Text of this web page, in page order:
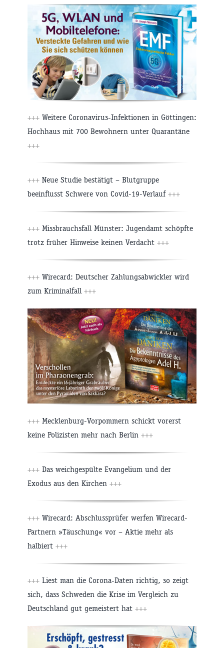
+++ Weitere Coronavirus-Infektionen in Göttingen:
Hochhaus mit 700 Bewohnern unter Quarantäne
+++
+++ Neue Studie bestätigt – Blutgruppe
beeinflusst Schwere von Covid-19-Verlauf +++
+++ Missbrauchsfall Münster: Jugendamt schöpfte
trotz früher Hinweise keinen Verdacht +++
+++ Wirecard: Deutscher Zahlungsabwickler wird
zum Kriminalfall +++
+++ Mecklenburg-Vorpommern schickt vorerst
keine Polizisten mehr nach Berlin +++
+++ Das weichgespülte Evangelium und der
Exodus aus den Kirchen +++
+++ Wirecard: Abschlussprüfer werfen Wirecard-
Partnern »Täuschung« vor – Aktie mehr als
halbiert +++
+++ Liest man die Corona-Daten richtig, so zeigt
sich, dass Schweden die Krise im Vergleich zu
Deutschland gut gemeistert hat +++